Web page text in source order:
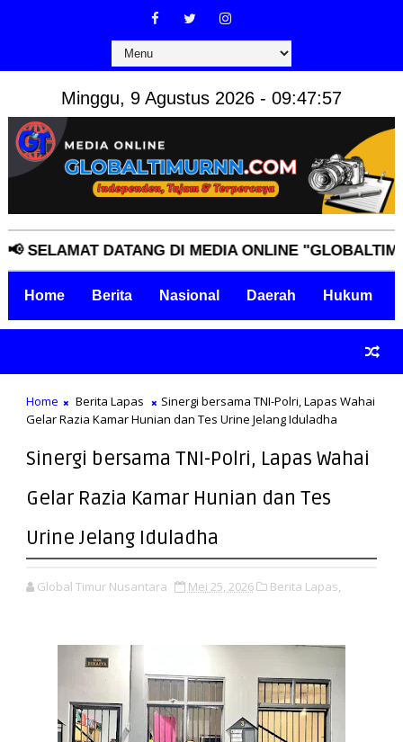
Minggu, 9 Agustus 2026 - 09:47:58
DATANG DI MEDIA ONLINE
Home Berita Nasional Daerah Hukum
Home Berita Lapas
Sinergi bersama TNI-Polri, Lapas Wahai
Gelar Razia Kamar Hunian dan Tes Urine Jelang Iduladha
Sinergi bersama TNI-Polri, Lapas Wahai
Gelar Razia Kamar Hunian dan Tes
Urine Jelang Iduladha
Global Timur Nusantara Mei 25, 2026 Berita Lapas,